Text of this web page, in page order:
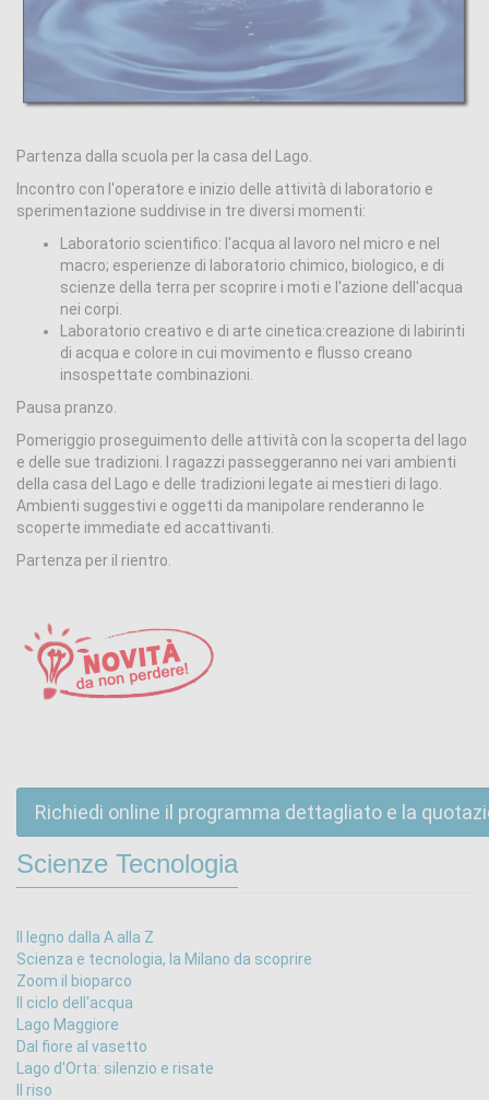
Partenza dalla scuola per la casa del Lago.
Incontro con l'operatore e inizio delle attività di laboratorio e
sperimentazione suddivise in tre diversi momenti:
Laboratorio scientifico: l'acqua al lavoro nel micro e nel
macro; esperienze di laboratorio chimico, biologico, e di
scienze della terra per scoprire i moti e l'azione dell'acqua
nei corpi.
Laboratorio creativo e di arte cinetica:creazione di labirinti
di acqua e colore in cui movimento e flusso creano
insospettate combinazioni.
Pausa pranzo.
Pomeriggio proseguimento delle attività con la scoperta del lago
e delle sue tradizioni. I ragazzi passeggeranno nei vari ambienti
della casa del Lago e delle tradizioni legate ai mestieri di lago.
Ambienti suggestivi e oggetti da manipolare renderanno le
scoperte immediate ed accattivanti.
Partenza per il rientro.
Richiedi online il programma dettagliato e la
Scienze Tecnologia
Il legno dalla A alla Z
Scienza e tecnologia, la Milano da scoprire
Zoom il bioparco
Il ciclo dell'acqua
Lago Maggiore
Dal fiore al vasetto
Lago d'Orta: silenzio e risate
Il riso